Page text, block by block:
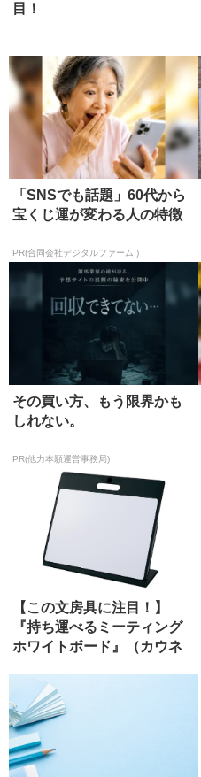
目！
「SNSでも話題」60代から
宝くじ運が変わる人の特徴
PR(合同会社デジタルファーム )
その買い方、もう限界かも
しれない。
PR(他力本願運営事務局)
【この文房具に注目！】
『持ち運べるミーティング
ホワイトボード』（カウネ